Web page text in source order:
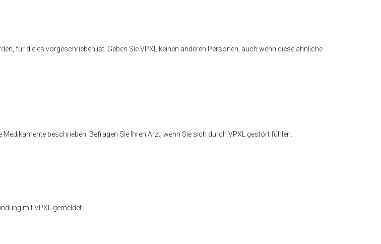
für die es vorgeschrieben ist. Geben Sie VPXL keinen anderen Personen, auch wenn diese ähnliche
beschrieben. Befragen Sie Ihren Arzt, wenn Sie sich durch VPXL gestört fühlen.
mit VPXL gemeldet.